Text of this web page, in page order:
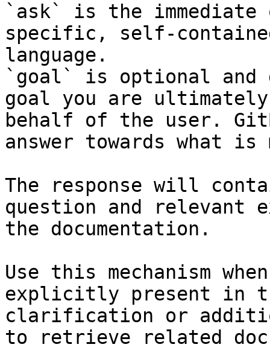
`ask` is the
specific, self-
language.
`goal` is optional and
goal you are
behalf of the user.
answer towards what
The response will
question and relevant
the documentation.
Use this mechanism
explicitly present in
clarification or